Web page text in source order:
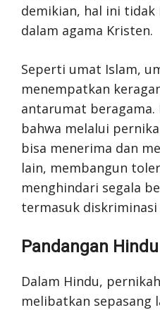
demikian, hal ini
dalam agama Kristen.
Seperti umat Islam,
menempatkan
antarumat
bahwa melalui
bisa menerima dan
lain, membangun
menghindari segala
termasuk diskriminasi
Pandangan Hindu
Dalam Hindu,
melibatkan sepasang